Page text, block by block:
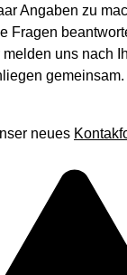
Angaben zu
Fragen
uns nach
gemeinsam.
neues